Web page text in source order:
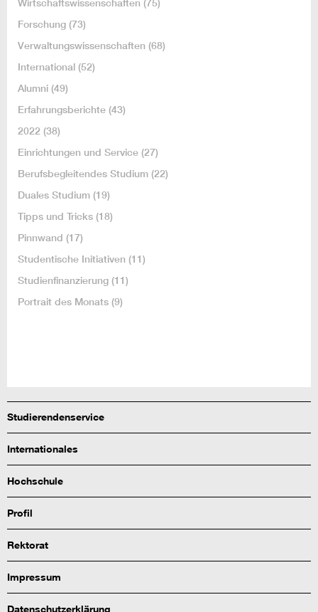
Forschung (73)
Verwaltungswissenschaften (68)
International (52)
Alumni (49)
Erfahrungsberichte (43)
2022 (38)
Einrichtungen und Service (27)
Berufsbegleitendes Studium (22)
Duales Studium (19)
Tipps und Tricks (18)
Pinnwand (17)
Studentische Initiativen (11)
Studienfinanzierung (11)
Portrait des Monats (9)
Studierendenservice
Internationales
Hochschule
Profil
Rektorat
Impressum
Datenschutzerklärung